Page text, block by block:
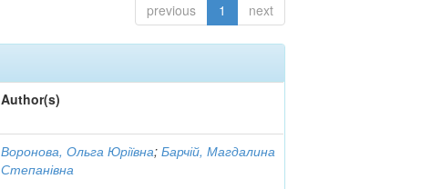
previous 1 next
Author(s)
Воронова, Ольга Юріївна;Барчій, Магдалина
Степанівна